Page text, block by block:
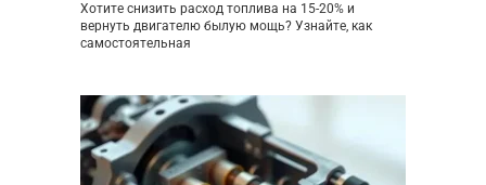
Хотите снизить расход топлива на 15-20% и
вернуть двигателю былую мощь? Узнайте, как
самостоятельная